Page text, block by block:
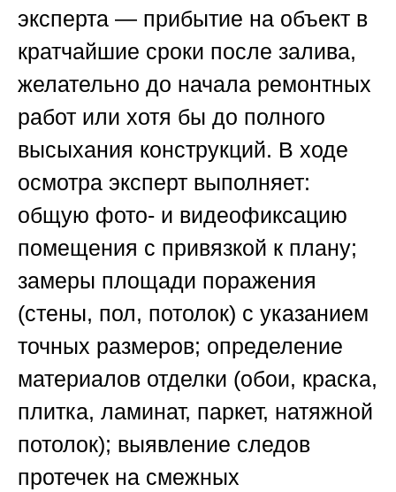
эксперта — прибытие на объект в
кратчайшие сроки после залива,
желательно до начала ремонтных
работ или хотя бы до полного
высыхания конструкций. В ходе
осмотра эксперт выполняет:
общую фото- и видеофиксацию
помещения с привязкой к плану;
замеры площади поражения
(стены, пол, потолок) с указанием
точных размеров; определение
материалов отделки (обои, краска,
плитка, ламинат, паркет, натяжной
потолок); выявление следов
протечек на смежных